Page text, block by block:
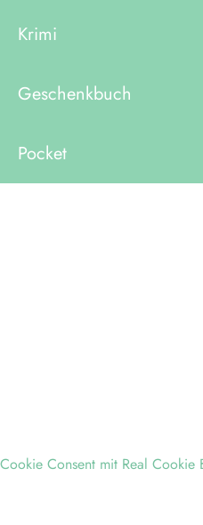
Krimi
Geschenkbuch
Pocket
Cookie Consent mit Real Cookie